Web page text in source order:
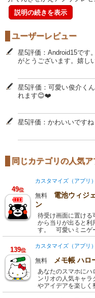
説明の続きを表示
ユーザーレビュー
星5評価：Android15です
がとうございます。嬉し
星5評価：可愛い俊介く
れます😊❤️
星5評価：かわいいですね
同じカテゴリの人気ア
49位
カスタマイズ（アプリ）
無料
電池ウィジ
ン
待受け画面に置ける
から当りが出ると利
す。 可愛いミニゲ
139位
カスタマイズ（アプリ）
無料 メモ帳 ハロ
あなたのスマホにハ
ンリオの人気キャラ
やアイデアを楽し